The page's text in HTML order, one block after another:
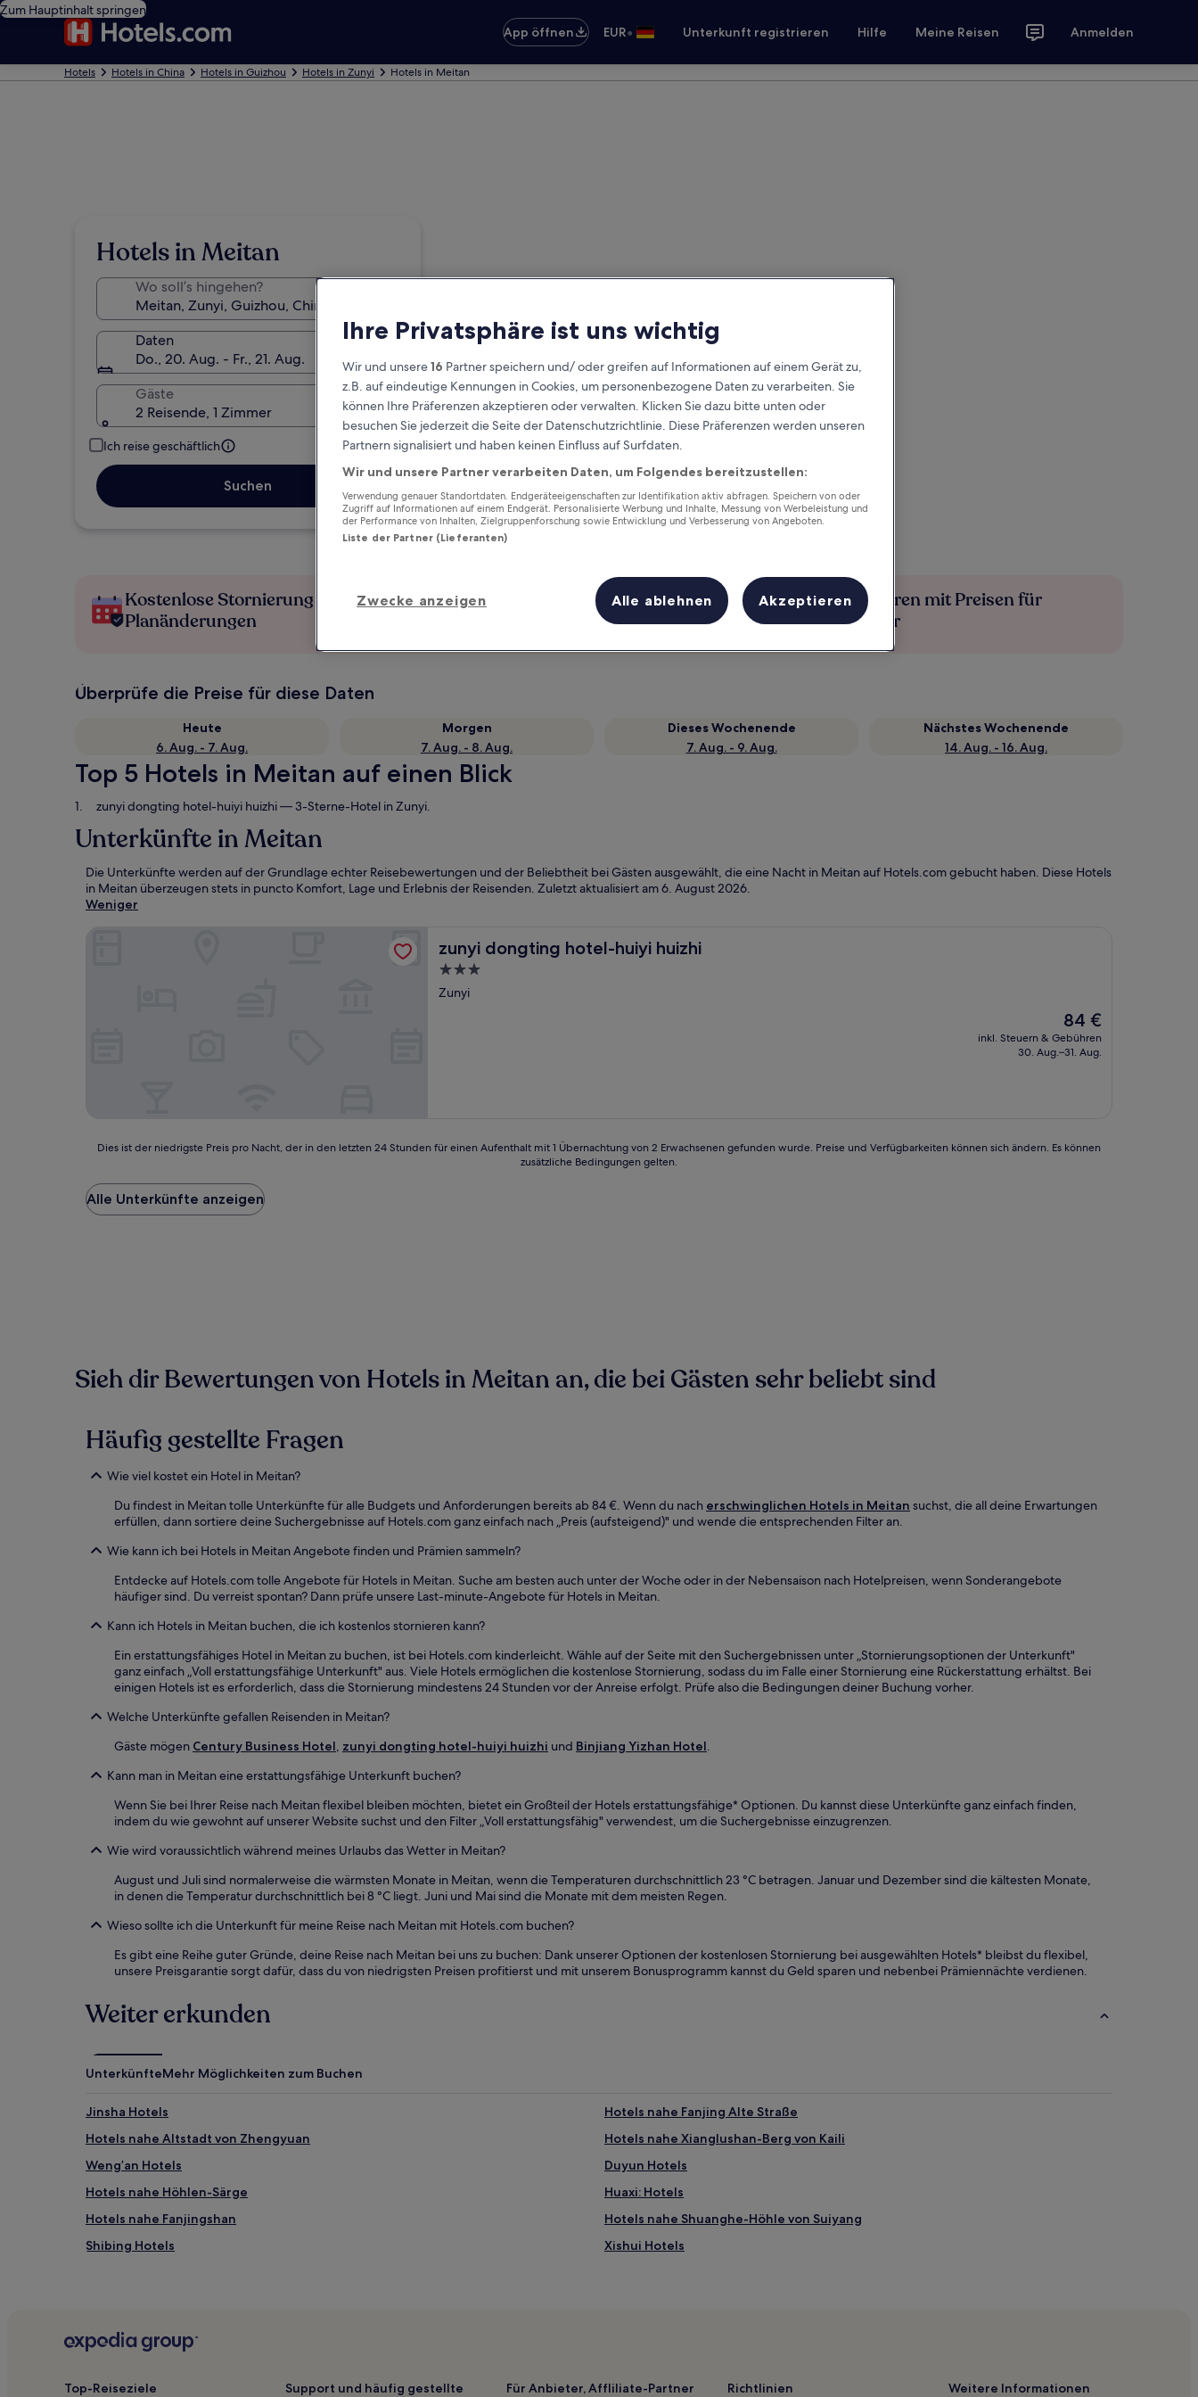
Zum Hauptinhalt springen
App öffnen
EUR• Unterkunft registrieren Hilfe Meine Reisen Anmelden
Hotels Hotels in China Hotels in Guizhou Hotels in Zunyi Hotels in Meitan
Hotels in Meitan
Wo soll’s hingehen?
Daten
Do., 20. Aug. - Fr., 21. Aug.
Gäste
2 Reisende, 1 Zimmer
Ich reise geschäftlich
Suchen
Kostenlose Stornierung bei
Planänderungen
Verdiene Prämien für jede
wahrgenommene Übernachtung
Mehr sparen mit Preisen für
Mitglieder
Überprüfe die Preise für diese Daten
Heute
6. Aug. - 7. Aug.
Morgen
7. Aug. - 8. Aug.
Dieses Wochenende
7. Aug. - 9. Aug.
Nächstes Wochenende
14. Aug. - 16. Aug.
Top 5 Hotels in Meitan auf einen Blick
zunyi dongting hotel-huiyi huizhi— 3-Sterne-Hotel in Zunyi.
Unterkünfte in Meitan
Die Unterkünfte werden auf der Grundlage echter Reisebewertungen und der Beliebtheit bei Gästen ausgewählt, die eine Nacht in Meitan auf Hotels.com gebucht haben. Diese Hotels
in Meitan überzeugen stets in puncto Komfort, Lage und Erlebnis der Reisenden. Zuletzt aktualisiert am6. August 2026.
Weniger
zunyi dongting hotel-huiyi huizhi
zunyi dongting hotel-huiyi huizhi
3.0-
Sterne-
Zunyi
Der
Preis
beträgt
84 €
inkl. Steuern & Gebühren
30. Aug.–31. Aug.
Dies
der
niedrigste
Preis
Aufenthalt
mit
2 Erwachsenen
gefunden
wurde.
Preise
Verfügbarkeiten
sich
können
Bedingungen
Dies ist der niedrigste Preis pro Nacht, der in den letzten 24 Stunden für einen Aufenthalt mit 1 Übernachtung von 2 Erwachsenen gefunden wurde. Preise und Verfügbarkeiten können sich ändern. Es können
zusätzliche Bedingungen gelten.
Alle Unterkünfte anzeigen
Sieh dir Bewertungen von Hotels in Meitan an, die bei Gästen sehr beliebt sind
Häufig gestellte Fragen
Wie viel kostet ein Hotel in Meitan?
Du findest in Meitan tolle Unterkünfte für alle Budgets und Anforderungen bereits ab 84 €. Wenn du nach erschwinglichen Hotels in Meitan suchst, die all deine Erwartungen
erfüllen, dann sortiere deine Suchergebnisse auf Hotels.com ganz einfach nach „Preis (aufsteigend)" und wende die entsprechenden Filter an.
Wie kann ich bei Hotels in Meitan Angebote finden und Prämien sammeln?
Entdecke auf Hotels.com tolle Angebote für Hotels in Meitan. Suche am besten auch unter der Woche oder in der Nebensaison nach Hotelpreisen, wenn Sonderangebote
häufiger sind. Du verreist spontan? Dann prüfe unsere Last-minute-Angebote für Hotels in Meitan.
Kann ich Hotels in Meitan buchen, die ich kostenlos stornieren kann?
Ein erstattungsfähiges Hotel in Meitan zu buchen, ist bei Hotels.com kinderleicht. Wähle auf der Seite mit den Suchergebnissen unter „Stornierungsoptionen der Unterkunft"
ganz einfach „Voll erstattungsfähige Unterkunft" aus. Viele Hotels ermöglichen die kostenlose Stornierung, sodass du im Falle einer Stornierung eine Rückerstattung erhältst. Bei
einigen Hotels ist es erforderlich, dass die Stornierung mindestens 24 Stunden vor der Anreise erfolgt. Prüfe also die Bedingungen deiner Buchung vorher.
Welche Unterkünfte gefallen Reisenden in Meitan?
Gäste mögen Century Business Hotel, zunyi dongting hotel-huiyi huizhi und Binjiang Yizhan Hotel.
Kann man in Meitan eine erstattungsfähige Unterkunft buchen?
Wenn Sie bei Ihrer Reise nach Meitan flexibel bleiben möchten, bietet ein Großteil der Hotels erstattungsfähige* Optionen. Du kannst diese Unterkünfte ganz einfach finden,
indem du wie gewohnt auf unserer Website suchst und den Filter „Voll erstattungsfähig" verwendest, um die Suchergebnisse einzugrenzen.
Wie wird voraussichtlich während meines Urlaubs das Wetter in Meitan?
August und Juli sind normalerweise die wärmsten Monate in Meitan, wenn die Temperaturen durchschnittlich 23 °C betragen. Januar und Dezember sind die kältesten Monate,
in denen die Temperatur durchschnittlich bei 8 °C liegt. Juni und Mai sind die Monate mit dem meisten Regen.
Wieso sollte ich die Unterkunft für meine Reise nach Meitan mit Hotels.com buchen?
Es gibt eine Reihe guter Gründe, deine Reise nach Meitan bei uns zu buchen: Dank unserer Optionen der kostenlosen Stornierung bei ausgewählten Hotels* bleibst du flexibel,
unsere Preisgarantie sorgt dafür, dass du von niedrigsten Preisen profitierst und mit unserem Bonusprogramm kannst du Geld sparen und nebenbei Prämiennächte verdienen.
Weiter erkunden
UnterkünfteMehr Möglichkeiten zum Buchen
Jinsha Hotels
Hotels nahe Fanjing Alte Straße
Hotels nahe Altstadt von Zhengyuan
Hotels nahe Xianglushan-Berg von Kaili
Weng’an Hotels
Duyun Hotels
Hotels nahe Höhlen-Särge
Huaxi: Hotels
Hotels nahe Fanjingshan
Hotels nahe Shuanghe-Höhle von Suiyang
Shibing Hotels
Xishui Hotels
Hotels nahe Daxing
Top-Reiseziele
Support und häufig gestellte
Für Anbieter, Affliliate-Partner
Richtlinien Weitere Informationen
Ihre Privatsphäre ist uns wichtig
Wir und unsere16 Partner speichern und/ oder greifen auf Informationen auf einem Gerät zu,
z.B. auf eindeutige Kennungen in Cookies, um personenbezogene Daten zu verarbeiten. Sie
können Ihre Präferenzen akzeptieren oder verwalten. Klicken Sie dazu bitte unten oder
besuchen Sie jederzeit die Seite der Datenschutzrichtlinie. Diese Präferenzen werden unseren
Partnern signalisiert und haben keinen Einfluss auf Surfdaten.
Wir und unsere Partner verarbeiten Daten, um Folgendes bereitzustellen:
Verwendung genauer Standortdaten. Endgeräteeigenschaften zur Identifikation aktiv abfragen. Speichern von oder
Zugriff auf Informationen auf einem Endgerät. Personalisierte Werbung und Inhalte, Messung von Werbeleistung und
der Performance von Inhalten, Zielgruppenforschung sowie Entwicklung und Verbesserung von Angeboten.
Liste der Partner (Lieferanten)
Zwecke anzeigen Alle ablehnen Akzeptieren